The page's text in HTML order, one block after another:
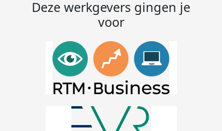
Deze werkgevers gingen je
voor